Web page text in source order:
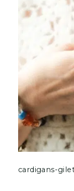
cardigans-